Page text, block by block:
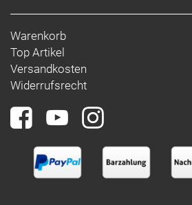
Warenkorb
Top Artikel
Versandkosten
Widerrufsrecht